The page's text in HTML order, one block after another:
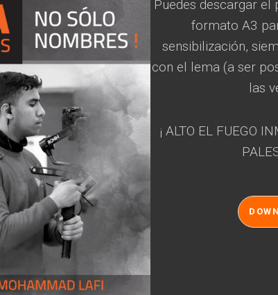
Puedes descargar
formato A3
sensibilización,
con el lema (a ser
las
¡ ALTO EL FUEGO